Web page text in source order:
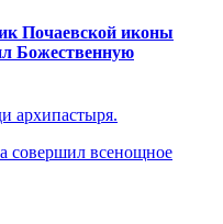
Почаевской иконы
Божественную
архипастыря.